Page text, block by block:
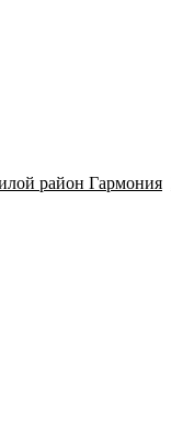
район Гармония